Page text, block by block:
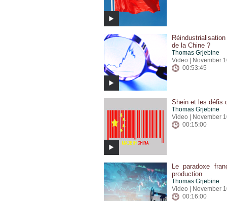
de la Chine ?
Thomas Grjebine
Video | November
00:53:45
Shein et les défis
Thomas Grjebine
Video | November
00:15:00
Le paradoxe
production
Thomas Grjebine
Video | November
00:16:00